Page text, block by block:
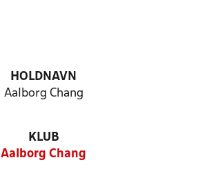
HOLDNAVN
Aalborg Chang
KLUB
Aalborg Chang